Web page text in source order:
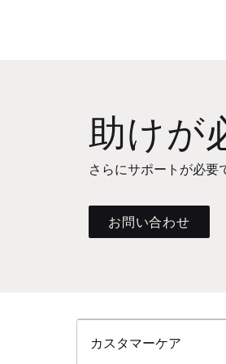
助けが
さらにサポートが必要
お問い合わせ
カスタマーケア